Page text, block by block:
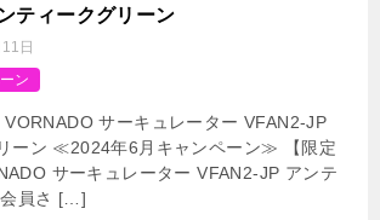
ティークグリーン
日
ン
VORNADO サーキュレーター VFAN2-JP
ーン ≪2024年6月キャンペーン≫ 【限定
サーキュレーター VFAN2-JP アンテ
会員さ […]